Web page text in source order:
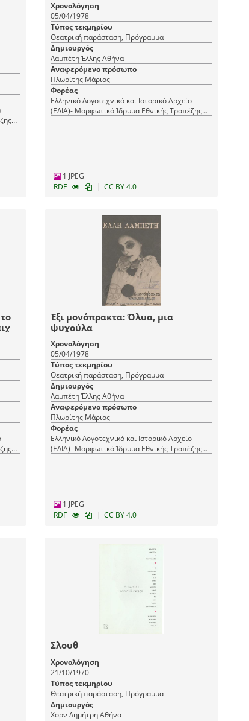
Χρονολόγηση
05/04/1978
Τύπος τεκμηρίου
Θεατρική παράσταση, Πρόγραμμα
Δημιουργός
Λαμπέτη Έλλης Αθήνα
Αναφερόμενο πρόσωπο
Πλωρίτης Μάριος
Φορέας
Ελληνικό Λογοτεχνικό και Ιστορικό Αρχείο
(ΕΛΙΑ)- Μορφωτικό Ίδρυμα Εθνικής Τραπέζης
1 JPEG
RDF
| CC BY 4.0
Έξι μονόπρακτα: Όλυα, μια
ψυχούλα
Χρονολόγηση
05/04/1978
Τύπος τεκμηρίου
Θεατρική παράσταση, Πρόγραμμα
Δημιουργός
Λαμπέτη Έλλης Αθήνα
Αναφερόμενο πρόσωπο
Πλωρίτης Μάριος
Φορέας
Ελληνικό Λογοτεχνικό και Ιστορικό Αρχείο
(ΕΛΙΑ)- Μορφωτικό Ίδρυμα Εθνικής Τραπέζης
1 JPEG
RDF
| CC BY 4.0
Σλουθ
Χρονολόγηση
21/10/1970
Τύπος τεκμηρίου
Θεατρική παράσταση, Πρόγραμμα
Δημιουργός
Χορν Δημήτρη Αθήνα